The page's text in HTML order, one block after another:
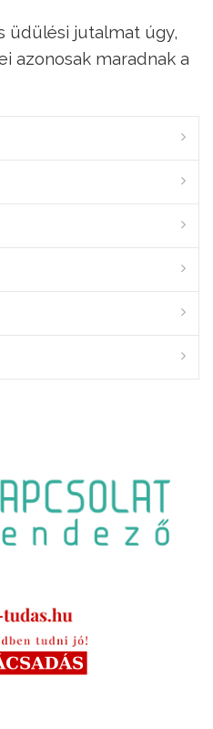
üdülési jutalmat úgy,
azonosak maradnak a